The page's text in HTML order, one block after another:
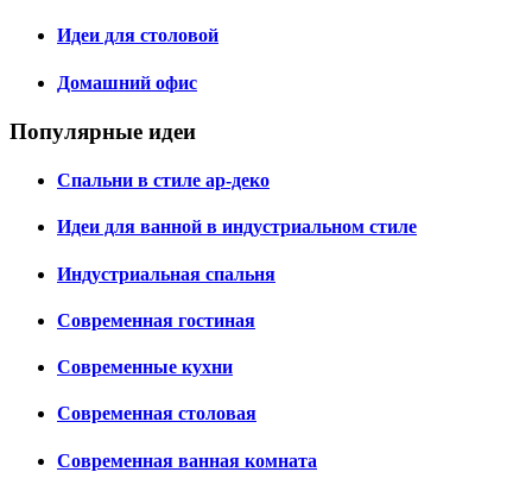
Идеи для столовой
Домашний офис
Популярные идеи
Спальни в стиле ар-деко
Идеи для ванной в индустриальном стиле
Индустриальная спальня
Современная гостиная
Современные кухни
Современная столовая
Современная ванная комната